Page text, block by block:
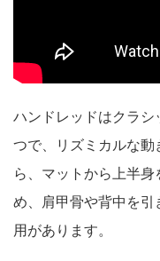
ハンドレッドはクラシ
つで、リズミカルな
ら、マットから上半
め、肩甲骨や背中を
用があります。